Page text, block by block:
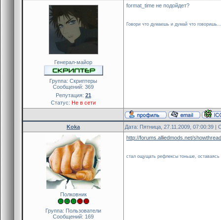
Генерал-майор
Группа: Скриптеры
Сообщений: 369
Репутация: 21
Статус: Не в сети
format_time не подойдет?
Говори что думаешь и думай что говоришь...
Koka Дата: Пятница, 27.11.2009, 07:00:39
Полковник
Группа: Пользователи
Сообщений: 169
http://forums.alliedmods.net/
стал ощущать рефлексы тоньше, оставаясь